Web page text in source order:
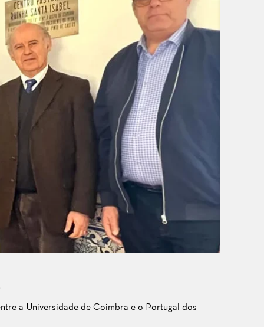
a Universidade de Coimbra e o Portugal dos